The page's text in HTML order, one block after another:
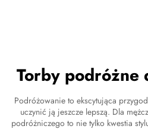
Torby podróżne
Podróżowanie to ekscytująca
uczynić ją jeszcze lepszą. Dla
podróżniczego to nie tylko kwestia